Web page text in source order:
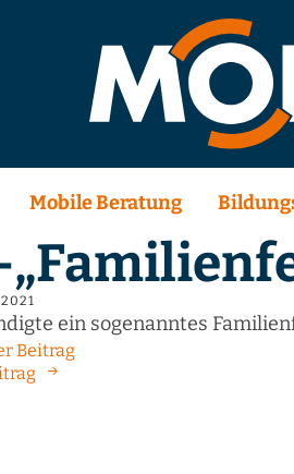
Mobile Beratung
2021
ein sogenanntes
Beitrag